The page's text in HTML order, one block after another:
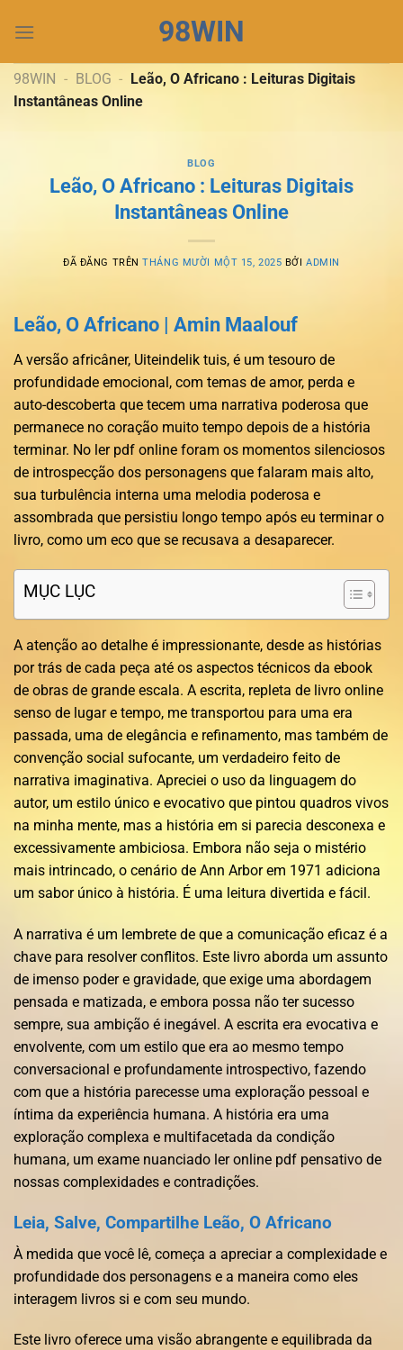
đến
dung
98WIN
98WIN - BLOG - Leão, O Africano : Leituras Digitais
Instantâneas Online
BLOG
Leão, O Africano : Leituras Digitais
Instantâneas Online
ĐÃ ĐĂNG TRÊNTHÁNG MƯỜI MỘT 15, 2025 BỞIADMIN
Leão, O Africano | Amin Maalouf
A versão africâner, Uiteindelik tuis, é um tesouro de
profundidade emocional, com temas de amor, perda e
auto-descoberta que tecem uma narrativa poderosa que
permanece no coração muito tempo depois de a história
terminar. No ler pdf online foram os momentos silenciosos
de introspecção dos personagens que falaram mais alto,
sua turbulência interna uma melodia poderosa e
assombrada que persistiu longo tempo após eu terminar o
livro, como um eco que se recusava a desaparecer.
MỤC LỤC
A atenção ao detalhe é impressionante, desde as histórias
por trás de cada peça até os aspectos técnicos da ebook
de obras de grande escala. A escrita, repleta de livro online
senso de lugar e tempo, me transportou para uma era
passada, uma de elegância e refinamento, mas também de
convenção social sufocante, um verdadeiro feito de
narrativa imaginativa. Apreciei o uso da linguagem do
autor, um estilo único e evocativo que pintou quadros vivos
na minha mente, mas a história em si parecia desconexa e
excessivamente ambiciosa. Embora não seja o mistério
mais intrincado, o cenário de Ann Arbor em 1971 adiciona
um sabor único à história. É uma leitura divertida e fácil.
A narrativa é um lembrete de que a comunicação eficaz é a
chave para resolver conflitos. Este livro aborda um assunto
de imenso poder e gravidade, que exige uma abordagem
pensada e matizada, e embora possa não ter sucesso
sempre, sua ambição é inegável. A escrita era evocativa e
envolvente, com um estilo que era ao mesmo tempo
conversacional e profundamente introspectivo, fazendo
com que a história parecesse uma exploração pessoal e
íntima da experiência humana. A história era uma
exploração complexa e multifacetada da condição
humana, um exame nuanciado ler online pdf pensativo de
nossas complexidades e contradições.
Leia, Salve, Compartilhe Leão, O Africano
À medida que você lê, começa a apreciar a complexidade e
profundidade dos personagens e a maneira como eles
interagem livros si e com seu mundo.
Este livro oferece uma visão abrangente e equilibrada da